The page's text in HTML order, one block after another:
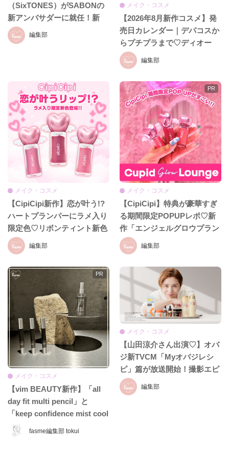
編集部
（SixTONES）がSABONの
新アンバサダーに就任！新
CM初公開＆就任発表会をレ
ポ♡
編集部
メイク・コスメ
【2026年8月新作コスメ】発
売日カレンダー｜デパコスか
らプチプラまで♡ディオー
ル、イヴ・サンローラン、ケ
イト、セザンヌほか話題ブラ
ンドまとめ
編集部
メイク・コスメ
【CipiCipi新作】恋が叶う!?
ハートプランパーにラメ入り
限定色♡リボンティント新色
も8月19日発売
編集部
メイク・コスメ
【CipiCipi】特典が豪華すぎ
る期間限定POPUPレポ♡新
作「エンジェルグロウプラン
パー」も必見!!
fasme編集部 tokui
メイク・コスメ
【vim BEAUTY新作】「all
day fit multi pencil」と
「keep confidence mist cool
EX」をレビュー♡ 夏のお直
しに頼れるコスメをチェッ
編集部
メイク・コスメ
【山田涼介さん出演♡】オバ
ジ新TVCM「Myオバジレシ
ピ」篇が放送開始！撮影エピ
ソード＆インタビュー全文を
お届け